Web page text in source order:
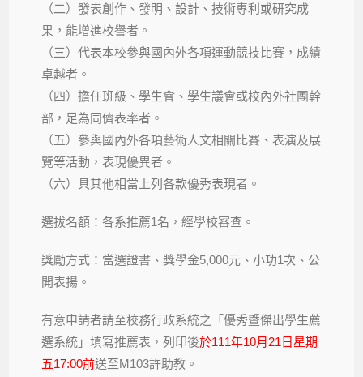
（二）發表創作、發明、設計、技術專利或研究成
果，能增進校譽者。
（三）代表本校參與國內外各項運動競技比賽，成績
卓越者。
（四）擔任班級、學生會、學生議會或校內外社團幹
部，足為同儕表率者。
（五）參與國內外各項藝術人文相關比賽、表演及展
覽等活動，表現優異者。
（六）具其他相當上列各款優秀表現者。
選拔名額：各系推薦1名，經學校審查。
獎勵方式：當選證書、獎學金5,000元、小功1次、公
開表揚。
有意申請者請至校務行政系統之「優秀暨傑出學生薦
選系統」填寫推薦表，列印後於111年10月21日星期
五17:00前送至M103許助教。